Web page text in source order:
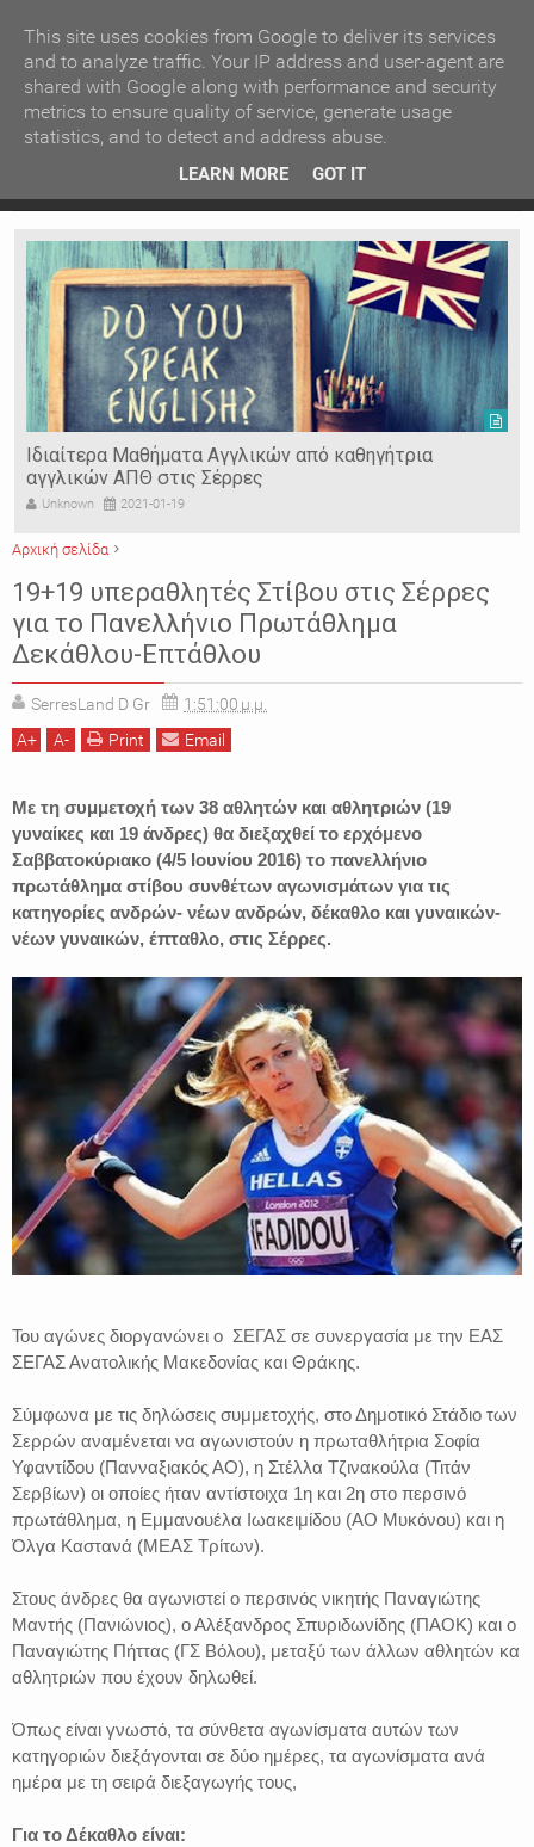
Ιερόσυλοι έκλεψαν τάματα από Ιερό Ναό στις Σέρρες
Ιδιαίτερα Μαθήματα Αγγλικών από καθηγήτρια
αγγλικών ΑΠΘ στις Σέρρες
Unknown 2021-01-19
Αρχική σελίδα
ΑΘΛΗΤΙΚΑ
ΕΑΣ ΣΕΓΑΣ
ΕΚΔΗΛΩΣΕΙΣ
ΠΑΝΕΛΛΗΝΙΟ ΠΡΩΤΑΘΛΗΜΑ ΣΤΙΒΟΥ
ΣΕΡΡΕΣ ΣΤΙΒΟΣ
19+19 υπεραθλητές Στίβου στις Σέρρες
για το Πανελλήνιο Πρωτάθλημα
Δεκάθλου-Επτάθλου
SerresLand D Gr
1:51:00 μ.μ.
A+ A- Print Email
Με τη συμμετοχή των 38 αθλητών και αθλητριών (19
γυναίκες και 19 άνδρες) θα διεξαχθεί το ερχόμενο
Σαββατοκύριακο (4/5 Ιουνίου 2016) το πανελλήνιο
πρωτάθλημα στίβου συνθέτων αγωνισμάτων για τις
κατηγορίες ανδρών- νέων ανδρών, δέκαθλο και γυναικών-
νέων γυναικών, έπταθλο, στις Σέρρες.
Του αγώνες διοργανώνει ο ΣΕΓΑΣ σε συνεργασία με την ΕΑΣ
ΣΕΓΑΣ Ανατολικής Μακεδονίας και Θράκης.
Σύμφωνα με τις δηλώσεις συμμετοχής, στο Δημοτικό Στάδιο των
Σερρών αναμένεται να αγωνιστούν η πρωταθλήτρια Σοφία
Υφαντίδου (Πανναξιακός ΑΟ), η Στέλλα Τζινακούλα (Τιτάν
Σερβίων) οι οποίες ήταν αντίστοιχα 1η και 2η στο περσινό
πρωτάθλημα, η Εμμανουέλα Ιωακειμίδου (ΑΟ Μυκόνου) και η
Όλγα Καστανά (ΜΕΑΣ Τρίτων).
Στους άνδρες θα αγωνιστεί ο περσινός νικητής Παναγιώτης
Μαντής (Πανιώνιος), ο Αλέξανδρος Σπυριδωνίδης (ΠΑΟΚ) και ο
Παναγιώτης Πήττας (ΓΣ Βόλου), μεταξύ των άλλων αθλητών κα
αθλητριών που έχουν δηλωθεί.
Όπως είναι γνωστό, τα σύνθετα αγωνίσματα αυτών των
κατηγοριών διεξάγονται σε δύο ημέρες, τα αγωνίσματα ανά
ημέρα με τη σειρά διεξαγωγής τους,
Για το Δέκαθλο είναι:
ΚΕΝΤΡΙΚΗ ΑΝΑ ΚΑΤΗΓΟΡΙΑ
ΕΙΔΗΣΕΙΣ ΑΝΑ ΠΕΡΙΟΧΗ
ΠΡΟΣΦΑΤΑ ΝΕΑ
Ν. ΣΕΡΡΩΝ Η ΓΗ ΜΑΣ
ΤΥΧΑΙΕΣ ΑΝΑΡΤΗΣΕΙΣ/ΑΡΘΡΑ
Serres Racing Circuit
Panserraikos FC
Ikaroi B.C.
This site uses cookies from Google to deliver its services
and to analyze traffic. Your IP address and user-agent are
shared with Google along with performance and security
metrics to ensure quality of service, generate usage
statistics, and to detect and address abuse.
LEARN MORE GOT IT